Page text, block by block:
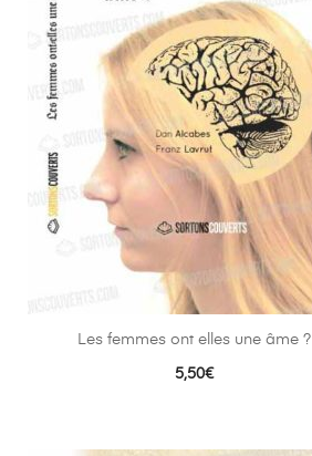
Les femmes ont elles une âme ?
5,50€